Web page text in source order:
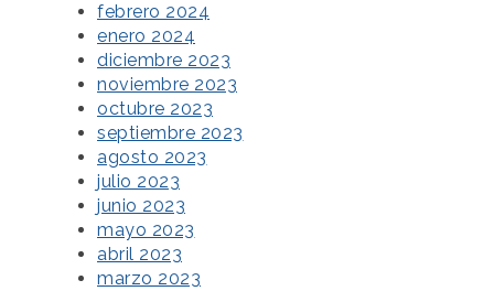
febrero 2024
enero 2024
diciembre 2023
noviembre 2023
octubre 2023
septiembre 2023
agosto 2023
julio 2023
junio 2023
mayo 2023
abril 2023
marzo 2023